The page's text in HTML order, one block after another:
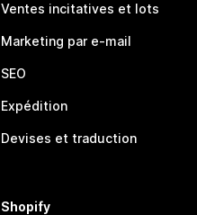
Ventes incitatives et lots
Marketing par e-mail
SEO
Expédition
Devises et traduction
Shopify